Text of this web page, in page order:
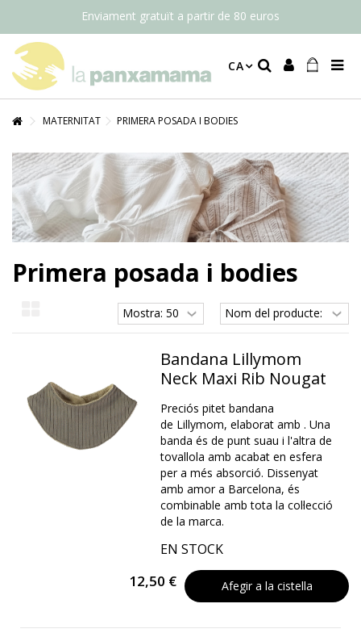
Enviament gratuït a partir de 80 euros
CA
MATERNITAT PRIMERA POSADA I BODIES
Primera posada i bodies
Bandana Lillymom
Neck Maxi Rib Nougat
Preciós pitet bandana
de Lillymom, elaborat amb . Una
banda és de punt suau i l'altra de
tovallola amb acabat en esfera
per a més absorció. Dissenyat
amb amor a Barcelona, ​​és
combinable amb tota la col·lecció
de la marca.
EN STOCK
12,50 € Afegir a la cistella